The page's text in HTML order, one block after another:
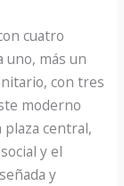
cuatro
uno, más un
con tres
moderno
central,
y el
y